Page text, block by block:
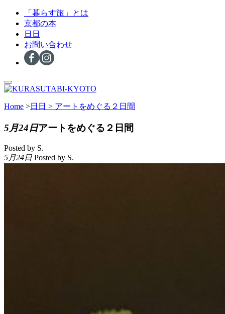
「暮らす旅」とは
京都の本
日日
お問い合わせ
Home >日日 > アートをめぐる２日間
5月24日アートをめぐる２日間
Posted by S.
5月24日 Posted by S.